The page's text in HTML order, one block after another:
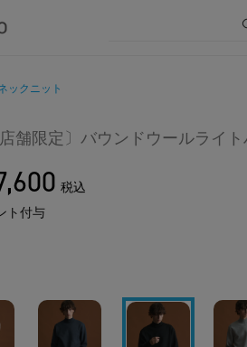
ックニット
店舗限定〕バウンドウールライ
税込
ト付与